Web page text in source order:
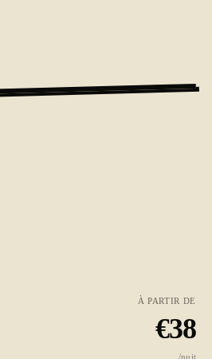
À PARTIR DE
€38
/nuit